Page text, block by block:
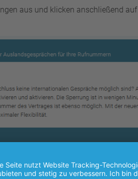
aus und klicken anschließend auf